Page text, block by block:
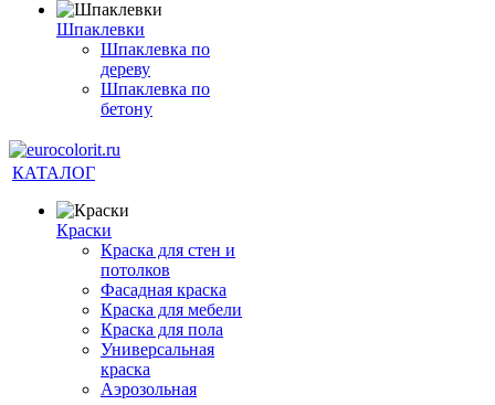
Шпаклевки
Шпаклевка по
дереву
Шпаклевка по
бетону
КАТАЛОГ
Краски
Краска для стен и
потолков
Фасадная краска
Краска для мебели
Краска для пола
Универсальная
краска
Аэрозольная